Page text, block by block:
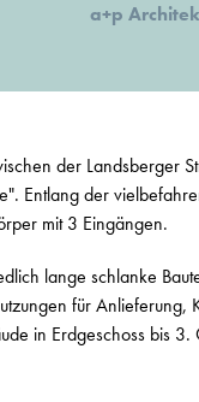
a+p
der Landsberger
Entlang der
mit 3 Eingängen.
lange schlanke
für Anlieferung,
in Erdgeschoss bis